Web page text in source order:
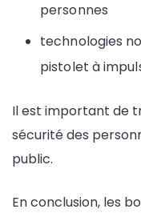
personnes
technologies
pistolet à
Il est important de
sécurité des
public.
En conclusion, les